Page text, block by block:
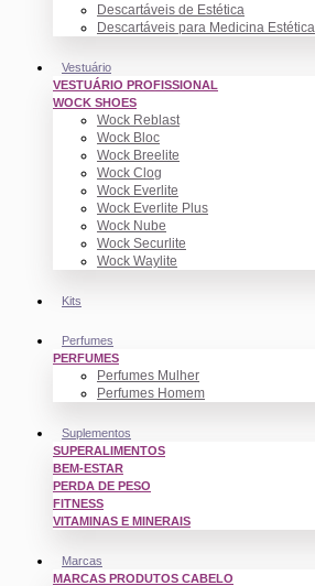
Descartáveis de Estética
Descartáveis para Medicina Estética
Vestuário
VESTUÁRIO PROFISSIONAL
WOCK SHOES
Wock Reblast
Wock Bloc
Wock Breelite
Wock Clog
Wock Everlite
Wock Everlite Plus
Wock Nube
Wock Securlite
Wock Waylite
Kits
Perfumes
PERFUMES
Perfumes Mulher
Perfumes Homem
Suplementos
SUPERALIMENTOS
BEM-ESTAR
PERDA DE PESO
FITNESS
VITAMINAS E MINERAIS
Marcas
MARCAS PRODUTOS CABELO